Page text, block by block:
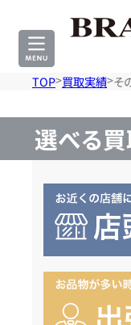
TOP 買取実績 そ
選べる